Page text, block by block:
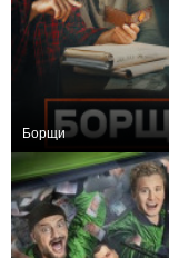
Борщи